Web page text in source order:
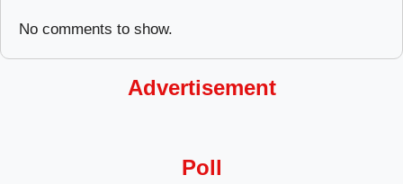
No comments to show.
Advertisement
Poll